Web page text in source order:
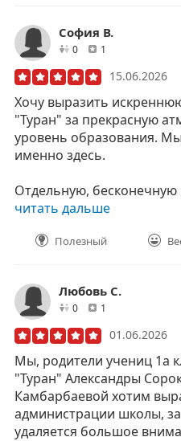
София В.
0друзей1
15.06.2026
Хочу выразить
"Туран" за прекрасную
уровень образования.
именно здесь.
Отдельную, бесконечную
читать дальше
Полезный
Любовь С.
0друзей1
01.06.2026
Мы, родители учениц 1а
"Туран" Александры
Камбарбаевой хотим
администрации школы,
удаляется большое